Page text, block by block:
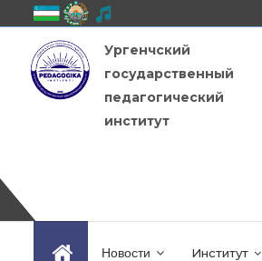
Ургенчский
государственный
педагогический
институт
Новости Институт